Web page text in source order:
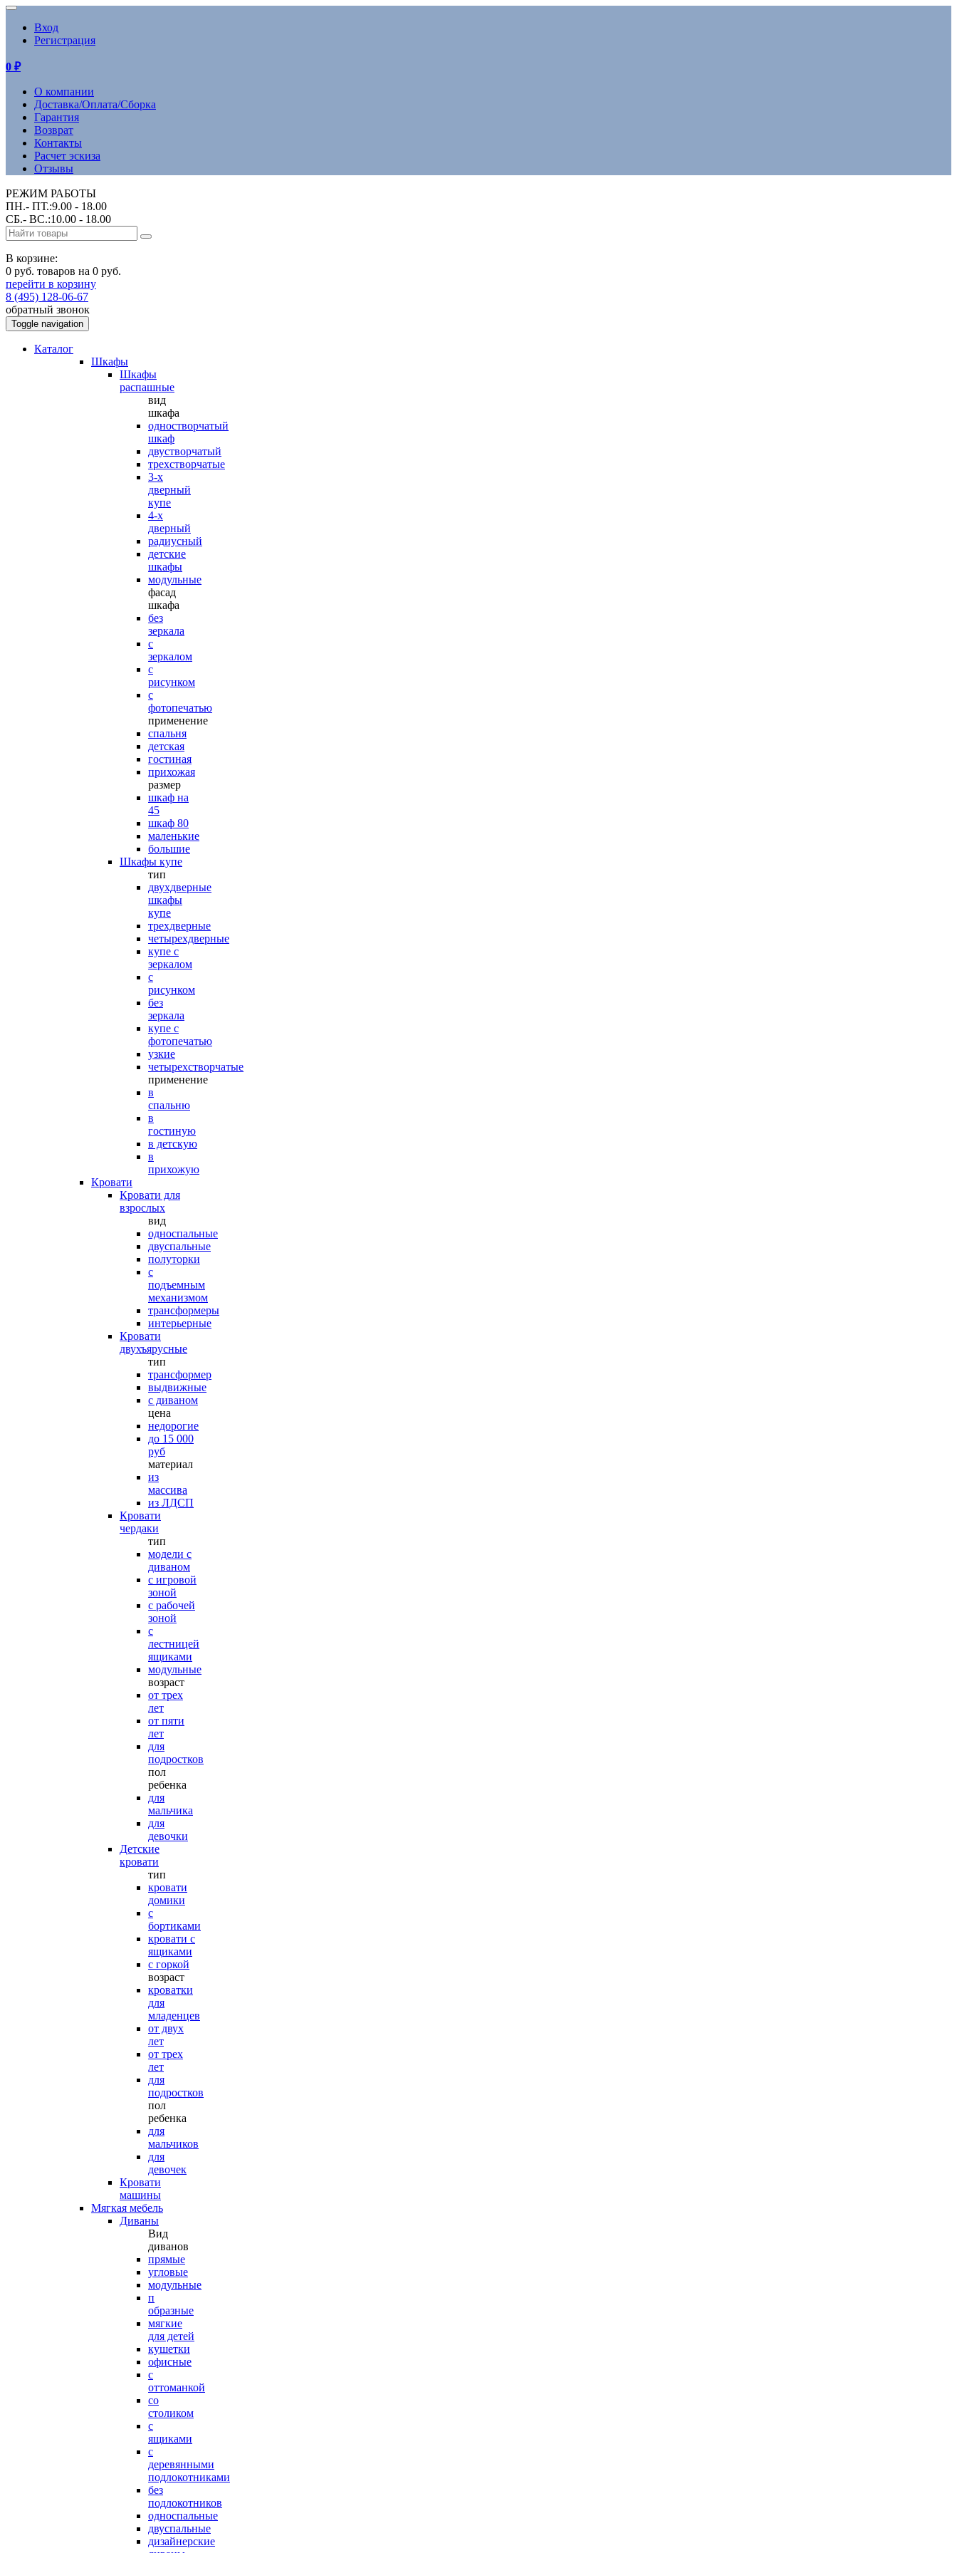
Вход
Регистрация
0 ₽
О компании
Доставка/Оплата/Сборка
Гарантия
Возврат
Контакты
Расчет эскиза
Отзывы
РЕЖИМ РАБОТЫ
ПН.- ПТ.:9.00 - 18.00
СБ.- ВС.:10.00 - 18.00
В корзине:
0 руб. товаров на 0 руб.
перейти в корзину
8 (495) 128-06-67
обратный звонок
Toggle navigation
Каталог
Шкафы
Шкафы
распашные
вид
шкафа
одностворчатый
шкаф
двустворчатый
трехстворчатые
3-х
дверный
купе
4-х
дверный
радиусный
детские
шкафы
модульные
фасад
шкафа
без
зеркала
с
зеркалом
с
рисунком
с
фотопечатью
применение
спальня
детская
гостиная
прихожая
размер
шкаф на
45
шкаф 80
маленькие
большие
Шкафы купе
тип
двухдверные
шкафы
купе
трехдверные
четырехдверные
купе с
зеркалом
с
рисунком
без
зеркала
купе с
фотопечатью
узкие
четырехстворчатые
применение
в
спальню
в
гостиную
в детскую
в
прихожую
Кровати
Кровати для
взрослых
вид
односпальные
двуспальные
полуторки
с
подъемным
механизмом
трансформеры
интерьерные
Кровати
двухъярусные
тип
трансформер
выдвижные
с диваном
цена
недорогие
до 15 000
руб
материал
из
массива
из ЛДСП
Кровати
чердаки
тип
модели с
диваном
с игровой
зоной
с рабочей
зоной
с
лестницей
ящиками
модульные
возраст
от трех
лет
от пяти
лет
для
подростков
пол
ребенка
для
мальчика
для
девочки
Детские
кровати
тип
кровати
домики
с
бортиками
кровати с
ящиками
с горкой
возраст
кроватки
для
младенцев
от двух
лет
от трех
лет
для
подростков
пол
ребенка
для
мальчиков
для
девочек
Кровати
машины
Мягкая мебель
Диваны
Вид
диванов
прямые
угловые
модульные
п
образные
мягкие
для детей
кушетки
офисные
с
оттоманкой
со
столиком
с
ящиками
с
деревянными
подлокотниками
без
подлокотников
односпальные
двуспальные
дизайнерские